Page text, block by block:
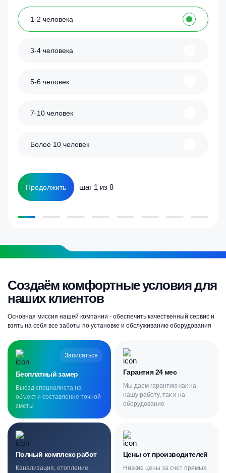
1-2 человека
3-4 человека
5-6 человек
7-10 человек
Более 10 человек
Продолжить шаг 1 из 8
Создаём комфортные условия для
наших клиентов
Основная миссия нашей компании - обеспечить качественный сервис и
взять на себя все заботы по установке и обслуживанию оборудования
Записаться
Бесплатный замер
Выезд специалиста на
объект и составление точной
сметы
Гарантия 24 мес
Мы даем гарантию как на
нашу работу, так и на
оборудование
Полный комплекс работ
Канализация, отопление,
Цены от производителей
Низкие цены за счет прямых